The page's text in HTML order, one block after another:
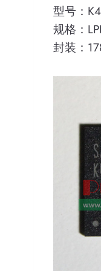
型号：
规格：
封装：